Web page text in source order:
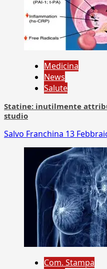
Medicina
News
Salute
Statine: inutilmente
studio
Salvo Franchina 13
Com. Stampa